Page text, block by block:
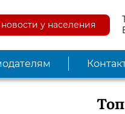
у населения